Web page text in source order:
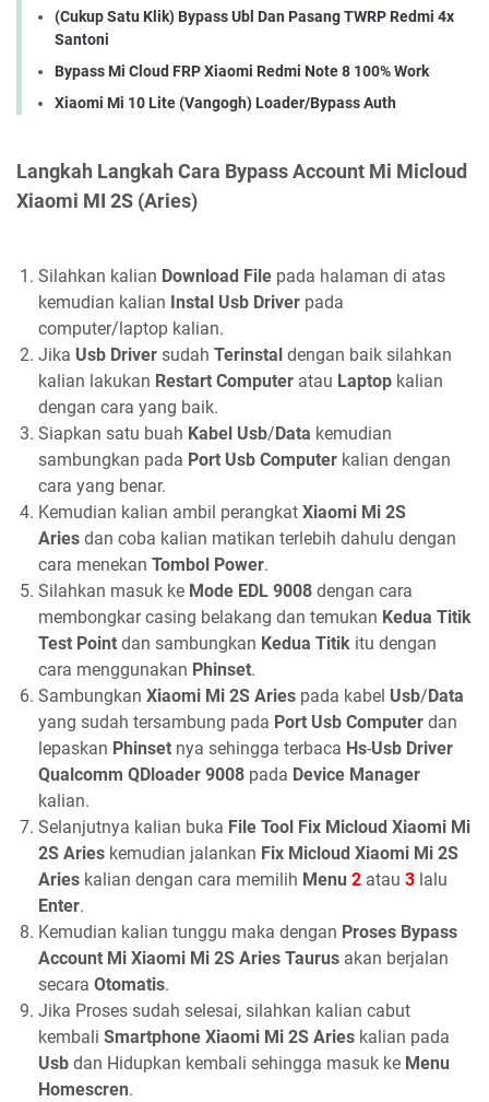
(Cukup Satu Klik) Bypass Ubl Dan Pasang TWRP Redmi 4x
Santoni
Bypass Mi Cloud FRP Xiaomi Redmi Note 8 100% Work
Xiaomi Mi 10 Lite (Vangogh) Loader/Bypass Auth
Langkah Langkah Cara Bypass Account Mi Micloud
Xiaomi MI 2S (Aries)
Silahkan kalian Download File pada halaman di atas
kemudian kalian Instal Usb Driver pada
computer/laptop kalian.
Jika Usb Driver sudah Terinstal dengan baik silahkan
kalian lakukan Restart Computer atau Laptop kalian
dengan cara yang baik.
Siapkan satu buah Kabel Usb/ Data kemudian
sambungkan pada Port Usb Computer kalian dengan
cara yang benar.
Kemudian kalian ambil perangkat Xiaomi Mi 2S
Aries dan coba kalian matikan terlebih dahulu dengan
cara menekan Tombol Power.
Silahkan masuk ke Mode EDL 9008 dengan cara
membongkar casing belakang dan temukan Kedua Titik
Test Point dan sambungkan Kedua Titik itu dengan
cara menggunakan Phinset.
Sambungkan Xiaomi Mi 2S Aries pada kabel Usb/ Data
yang sudah tersambung pada Port Usb Computer dan
lepaskan Phinset nya sehingga terbaca Hs-Usb Driver
Qualcomm QDloader 9008 pada Device Manager
kalian.
Selanjutnya kalian buka File Tool Fix Micloud Xiaomi Mi
2S Aries kemudian jalankan Fix Micloud Xiaomi Mi 2S
Aries kalian dengan cara memilih Menu 2 atau 3 lalu
Enter.
Kemudian kalian tunggu maka dengan Proses Bypass
Account Mi Xiaomi Mi 2S Aries Taurus akan berjalan
secara Otomatis.
Jika Proses sudah selesai, silahkan kalian cabut
kembali Smartphone Xiaomi Mi 2S Aries kalian pada
Usb dan Hidupkan kembali sehingga masuk ke Menu
Homescren.